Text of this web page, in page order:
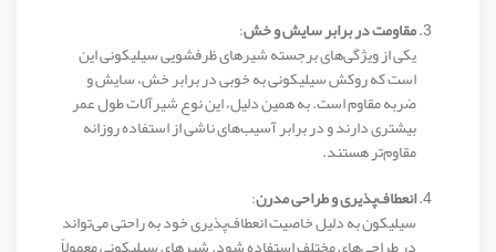
مقاومت در برابر سایش و خش:
یکی از ویژگی‌های برجسته شیرهای ظرفشویی سیلیکونی این
است که روکش سیلیکونی به خوبی در برابر خش، سایش و
ضربه مقاوم است. به همین دلیل، این نوع شیرآلات طول عمر
بیشتری دارند و در برابر آسیب‌های ناشی از استفاده روزانه
مقاوم‌تر هستند.
انعطاف‌پذیری و طراحی مدرن:
سیلیکون به دلیل خاصیت انعطاف‌پذیری خود به راحتی می‌تواند